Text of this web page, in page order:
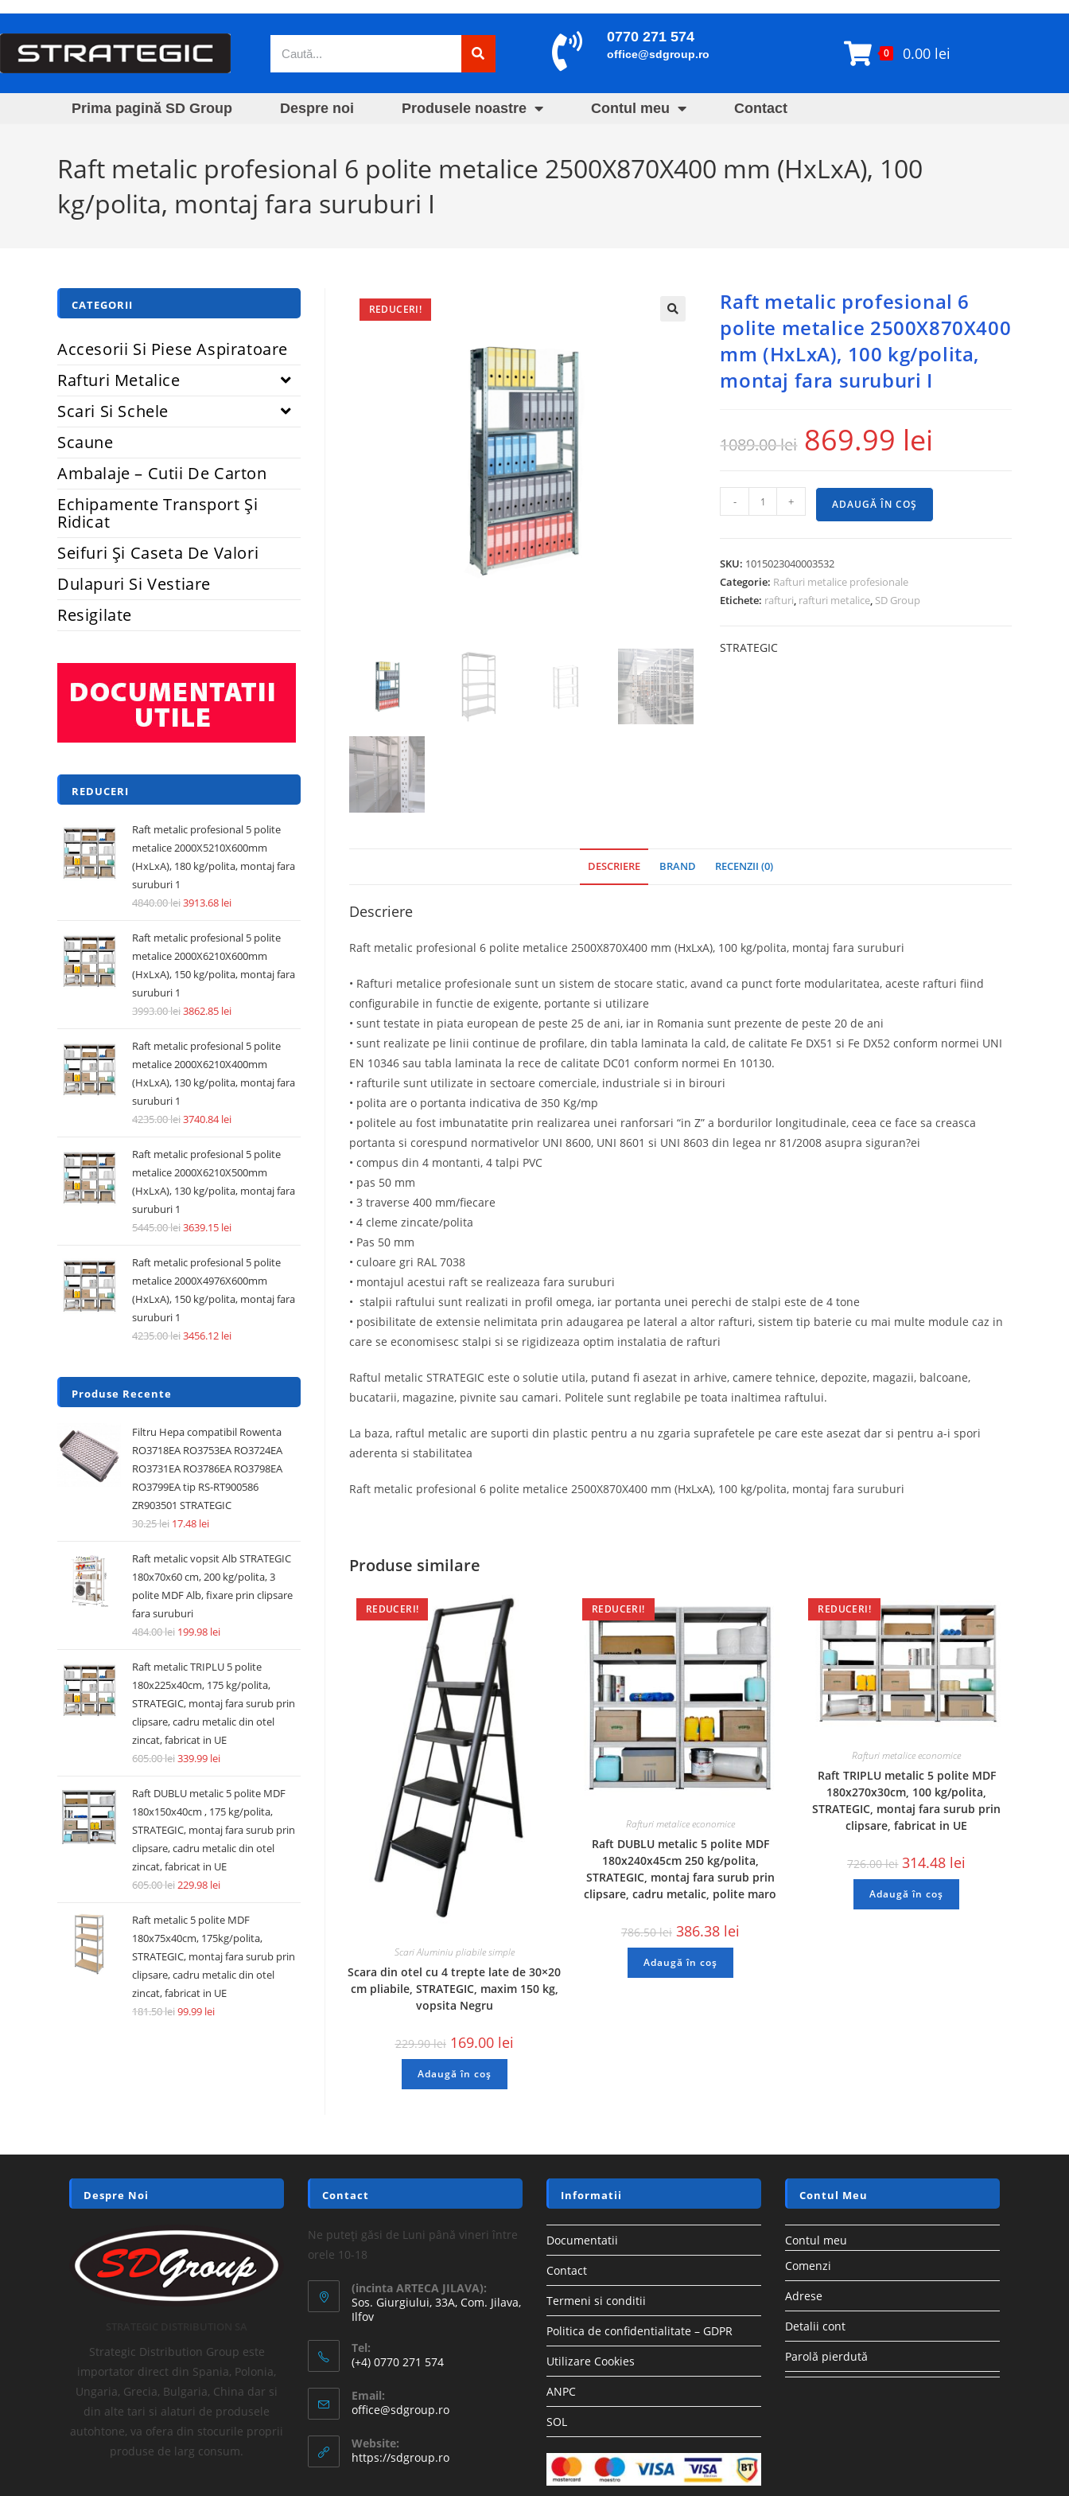
0770 271 574
office@sdgroup.ro 0 0.00 lei
Prima pagină SD Group Despre noi Produsele noastre Contul meu Contact
Raft metalic profesional 6 polite metalice 2500X870X400 mm (HxLxA), 100
kg/polita, montaj fara suruburi I
REDUCERI!
Raft metalic profesional 6
polite metalice 2500X870X400
mm (HxLxA), 100 kg/polita,
montaj fara suruburi I
1089.00lei 869.99 lei
- + ADAUGĂ ÎN COȘ
SKU: 1015023040003532
Categorie: Rafturi metalice profesionale
Etichete: rafturi, rafturi metalice, SD Group
STRATEGIC
DESCRIERE BRAND RECENZII (0)
Descriere
Raft metalic profesional 6 polite metalice 2500X870X400 mm (HxLxA), 100 kg/polita, montaj fara suruburi
• Rafturi metalice profesionale sunt un sistem de stocare static, avand ca punct forte modularitatea, aceste rafturi fiind
configurabile in functie de exigente, portante si utilizare
• sunt testate in piata european de peste 25 de ani, iar in Romania sunt prezente de peste 20 de ani
• sunt realizate pe linii continue de profilare, din tabla laminata la cald, de calitate Fe DX51 si Fe DX52 conform normei UNI
EN 10346 sau tabla laminata la rece de calitate DC01 conform normei En 10130.
• rafturile sunt utilizate in sectoare comerciale, industriale si in birouri
• polita are o portanta indicativa de 350 Kg/mp
• politele au fost imbunatatite prin realizarea unei ranforsari “in Z” a bordurilor longitudinale, ceea ce face sa creasca
portanta si corespund normativelor UNI 8600, UNI 8601 si UNI 8603 din legea nr 81/2008 asupra siguran?ei
• compus din 4 montanti, 4 talpi PVC
• pas 50 mm
• 3 traverse 400 mm/fiecare
• 4 cleme zincate/polita
• Pas 50 mm
• culoare gri RAL 7038
• montajul acestui raft se realizeaza fara suruburi
• stalpii raftului sunt realizati in profil omega, iar portanta unei perechi de stalpi este de 4 tone
• posibilitate de extensie nelimitata prin adaugarea pe lateral a altor rafturi, sistem tip baterie cu mai multe module caz in
care se economisesc stalpi si se rigidizeaza optim instalatia de rafturi
Raftul metalic STRATEGIC este o solutie utila, putand fi asezat in arhive, camere tehnice, depozite, magazii, balcoane,
bucatarii, magazine, pivnite sau camari. Politele sunt reglabile pe toata inaltimea raftului.
La baza, raftul metalic are suporti din plastic pentru a nu zgaria suprafetele pe care este asezat dar si pentru a-i spori
aderenta si stabilitatea
Raft metalic profesional 6 polite metalice 2500X870X400 mm (HxLxA), 100 kg/polita, montaj fara suruburi
Produse similare
REDUCERI!
Scari Aluminiu pliabile simple
Scara din otel cu 4 trepte late de 30×20
cm pliabile, STRATEGIC, maxim 150 kg,
vopsita Negru
229.90lei 169.00 lei
Adaugă în coș
REDUCERI!
Rafturi metalice economice
Raft DUBLU metalic 5 polite MDF
180x240x45cm 250 kg/polita,
STRATEGIC, montaj fara surub prin
clipsare, cadru metalic, polite maro
786.50lei 386.38 lei
Adaugă în coș
REDUCERI!
Rafturi metalice economice
Raft TRIPLU metalic 5 polite MDF
180x270x30cm, 100 kg/polita,
STRATEGIC, montaj fara surub prin
clipsare, fabricat in UE
726.00lei 314.48 lei
Adaugă în coș
CATEGORII
Accesorii Si Piese Aspiratoare
Rafturi Metalice
Scari Si Schele
Scaune
Ambalaje – Cutii De Carton
Echipamente Transport Și
Ridicat
Seifuri Și Caseta De Valori
Dulapuri Si Vestiare
Resigilate
REDUCERI
Raft metalic profesional 5 polite
metalice 2000X5210X600mm
(HxLxA), 180 kg/polita, montaj fara
suruburi 1
4840.00lei3913.68 lei
Raft metalic profesional 5 polite
metalice 2000X6210X600mm
(HxLxA), 150 kg/polita, montaj fara
suruburi 1
3993.00lei3862.85 lei
Raft metalic profesional 5 polite
metalice 2000X6210X400mm
(HxLxA), 130 kg/polita, montaj fara
suruburi 1
4235.00lei3740.84lei
Raft metalic profesional 5 polite
metalice 2000X6210X500mm
(HxLxA), 130 kg/polita, montaj fara
suruburi 1
5445.00lei3639.15 lei
Raft metalic profesional 5 polite
metalice 2000X4976X600mm
(HxLxA), 150 kg/polita, montaj fara
suruburi 1
4235.00lei3456.12 lei
Produse Recente
Filtru Hepa compatibil Rowenta
RO3718EA RO3753EA RO3724EA
RO3731EA RO3786EA RO3798EA
RO3799EA tip RS-RT900586
ZR903501 STRATEGIC
30.25lei 17.48 lei
Raft metalic vopsit Alb STRATEGIC
180x70x60 cm, 200 kg/polita, 3
polite MDF Alb, fixare prin clipsare
fara suruburi
484.00lei 199.98 lei
Raft metalic TRIPLU 5 polite
180x225x40cm, 175 kg/polita,
STRATEGIC, montaj fara surub prin
clipsare, cadru metalic din otel
zincat, fabricat in UE
605.00lei339.99 lei
Raft DUBLU metalic 5 polite MDF
180x150x40cm , 175 kg/polita,
STRATEGIC, montaj fara surub prin
clipsare, cadru metalic din otel
zincat, fabricat in UE
605.00lei229.98 lei
Raft metalic 5 polite MDF
180x75x40cm, 175kg/polita,
STRATEGIC, montaj fara surub prin
clipsare, cadru metalic din otel
zincat, fabricat in UE
181.50lei99.99 lei
Despre Noi
Strategic Distribution Group este
importator direct din Spania, Polonia,
Ungaria, Grecia, Bulgaria, China dar si
din alte tari si alaturi de produsele
autohtone, va ofera din stocurile proprii
produse de larg consum.
Contact
Ne puteți găsi de Luni până vineri între
orele 10-18
(incinta ARTECA JILAVA):
Sos. Giurgiului, 33A, Com. Jilava,
Ilfov
Tel:
(+4) 0770 271 574
Email:
office@sdgroup.ro
Website:
https://sdgroup.ro
Informatii
Documentatii
Contact
Termeni si conditii
Politica de confidentialitate – GDPR
Utilizare Cookies
ANPC
SOL
Contul Meu
Contul meu
Comenzi
Adrese
Detalii cont
Parolă pierdută